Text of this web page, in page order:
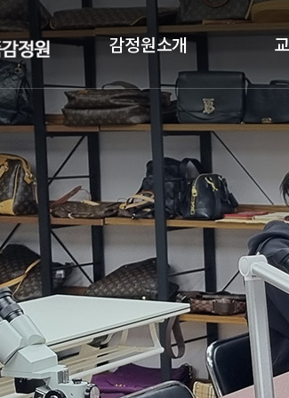
감정원소개
인사말
자격증
조직현황
PROFILE
오시는 길